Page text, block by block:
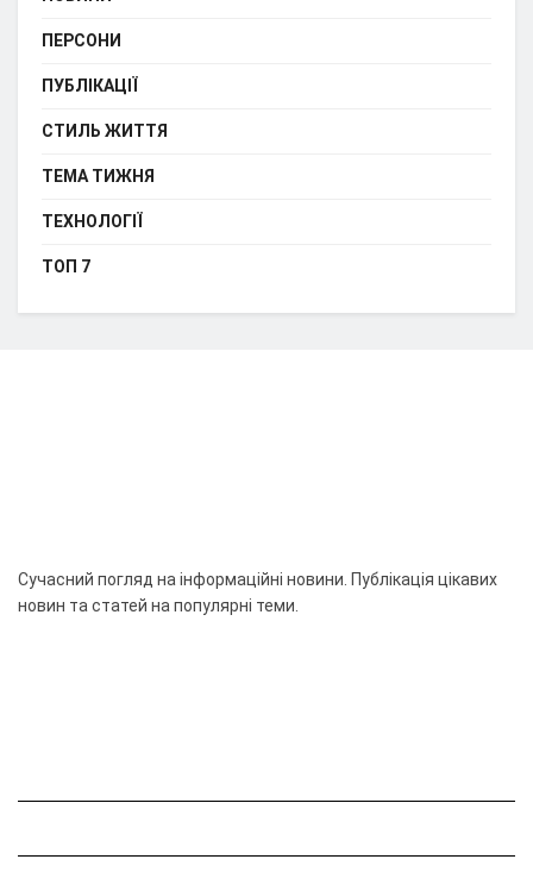
ПЕРСОНИ
ПУБЛІКАЦІЇ
СТИЛЬ ЖИТТЯ
ТЕМА ТИЖНЯ
ТЕХНОЛОГІЇ
ТОП 7
Сучасний погляд на інформаційні новини. Публікація цікавих
новин та статей на популярні теми.